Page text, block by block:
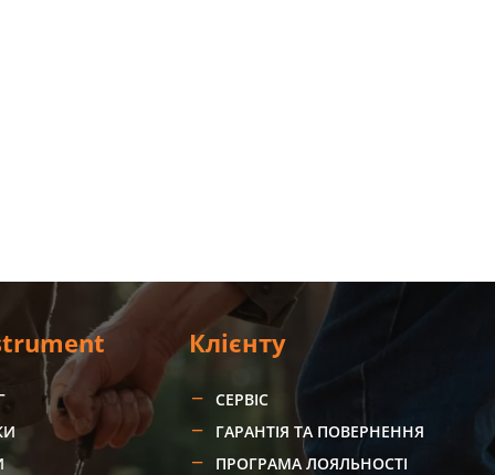
Клієнту
СЕРВІС
ГАРАНТІЯ ТА ПОВЕРНЕННЯ
ПРОГРАМА ЛОЯЛЬНОСТІ